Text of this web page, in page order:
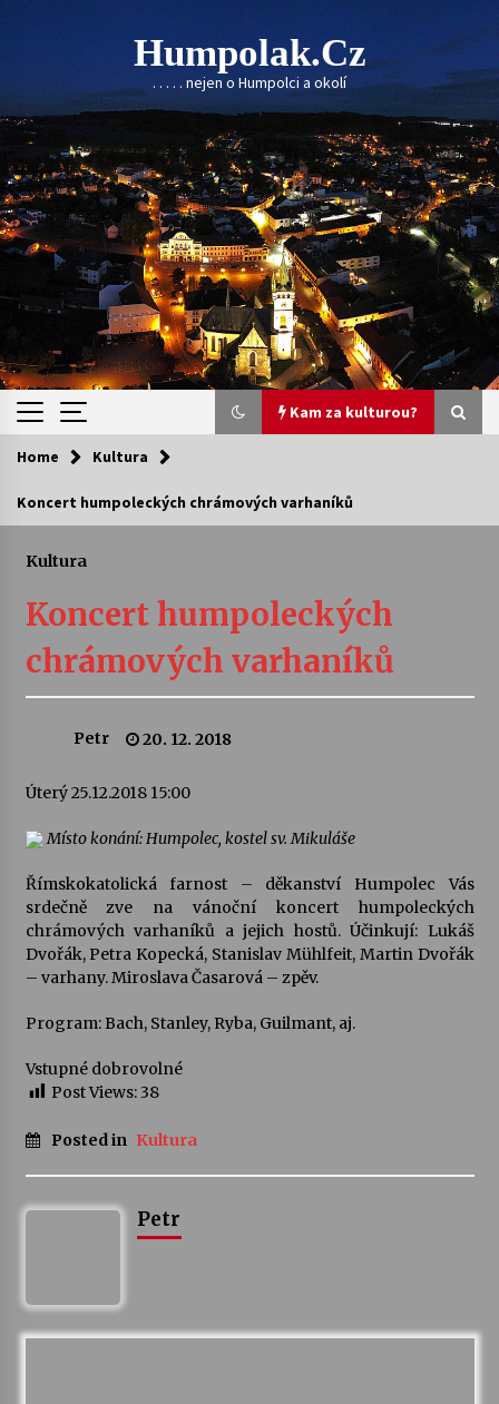
Skip
to
content
Humpolak.cz
. . . . . nejen o Humpolci a okolí
Kam za kulturou?
Kam za kulturou?
Vernisáž výstavy Josefíny Duškové: Stávám se
kapkou
30. 7. 2026
Veselí muzikanti
Pozvánka na integrační festival Quijotova
28. 7. 2026
Letní koncerty ve Stromovce: Kolchoz a
Jenakaši
28. 7. 2026
23. 7. 2026
Letní koncerty ve Stromovce: Rufus Miller
22. 7. 2026
Home Kultura
Koncert humpoleckých chrámových varhaníků
Kultura
Koncert humpoleckých
chrámových varhaníků
Petr 20. 12. 2018
Úterý 25.12.2018 15:00
Místo konání: Humpolec, kostel sv. Mikuláše
Římskokatolická farnost – děkanství Humpolec Vás
srdečně zve na vánoční koncert humpoleckých
chrámových varhaníků a jejich hostů. Účinkují: Lukáš
Dvořák, Petra Kopecká, Stanislav Mühlfeit, Martin Dvořák
– varhany. Miroslava Časarová – zpěv.
Program: Bach, Stanley, Ryba, Guilmant, aj.
Vstupné dobrovolné
Post Views:38
Posted in Kultura
Petr